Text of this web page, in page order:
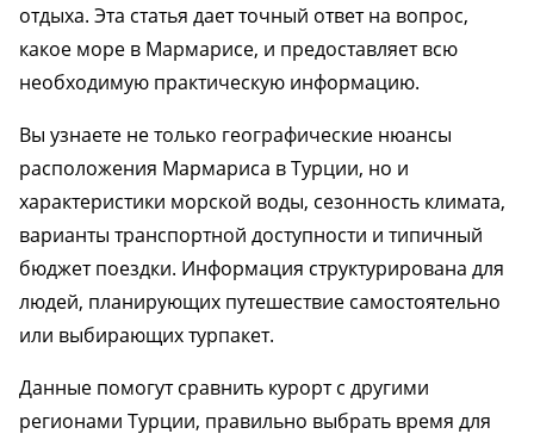
отдыха. Эта статья дает точный ответ на вопрос,
какое море в Мармарисе, и предоставляет всю
необходимую практическую информацию.
Вы узнаете не только географические нюансы
расположения Мармариса в Турции, но и
характеристики морской воды, сезонность климата,
варианты транспортной доступности и типичный
бюджет поездки. Информация структурирована для
людей, планирующих путешествие самостоятельно
или выбирающих турпакет.
Данные помогут сравнить курорт с другими
регионами Турции, правильно выбрать время для